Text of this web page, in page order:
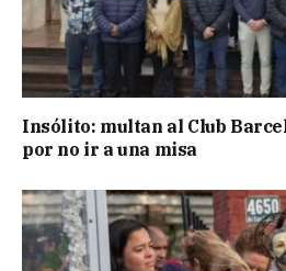
Insólito: multan al Club
por no ir a una misa